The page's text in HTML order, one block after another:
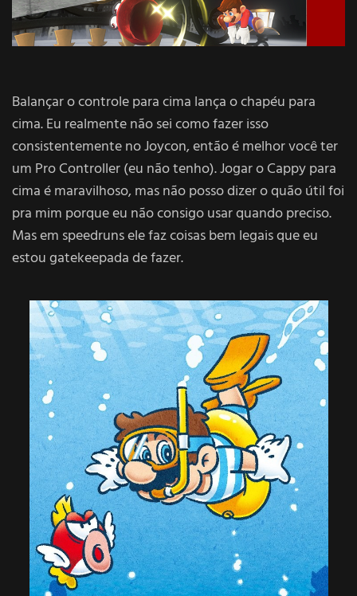
Balançar o controle para cima lança o chapéu para
cima. Eu realmente não sei como fazer isso
consistentemente no Joycon, então é melhor você ter
um Pro Controller (eu não tenho). Jogar o Cappy para
cima é maravilhoso, mas não posso dizer o quão útil foi
pra mim porque eu não consigo usar quando preciso.
Mas em speedruns ele faz coisas bem legais que eu
estou gatekeepada de fazer.